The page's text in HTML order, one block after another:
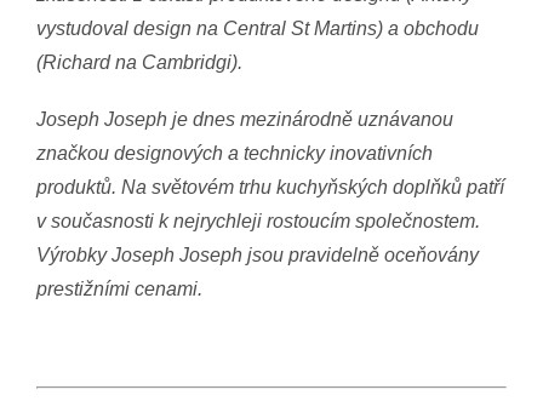
vystudoval design na Central St Martins) a obchodu
(Richard na Cambridgi).
Joseph Joseph je dnes mezinárodně uznávanou
značkou designových a technicky inovativních
produktů. Na světovém trhu kuchyňských doplňků patří
v současnosti k nejrychleji rostoucím společnostem.
Výrobky Joseph Joseph jsou pravidelně oceňovány
prestižními cenami.